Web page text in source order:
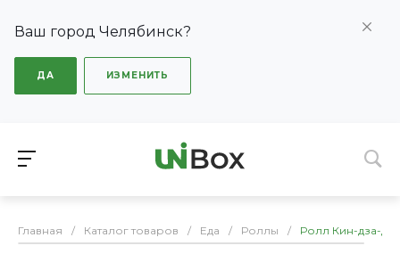
Ваш город Челябинск?
ДА ИЗМЕНИТЬ
Главная / Каталог товаров / Еда / Роллы / Ролл Кин-дза-дза